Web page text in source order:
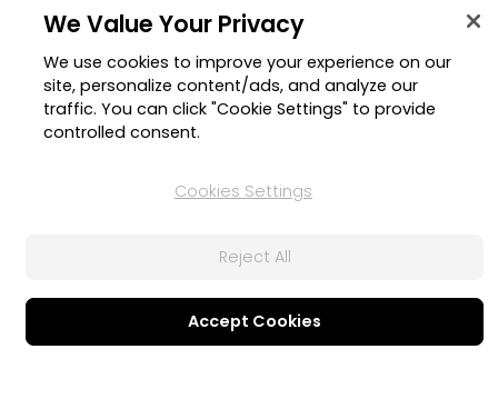
Centre d'apprentissage
Communauté
© Copyright 2026 Groupe CyberLink. Tous droits réservés.
We Value Your Privacy
We use cookies to improve your experience on our
site, personalize content/ads, and analyze our
traffic. You can click "Cookie Settings" to provide
controlled consent.
Cookies Settings
Reject All
Accept Cookies